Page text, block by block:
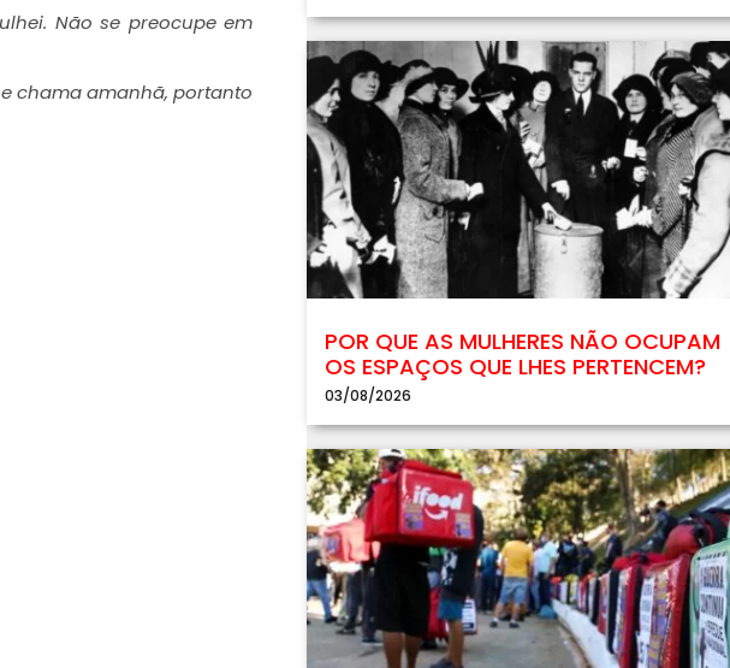
Não se preocupe em
chama amanhã, portanto
POR QUE AS MULHERES NÃO OCUPAM
OS ESPAÇOS QUE LHES PERTENCEM?
03/08/2026